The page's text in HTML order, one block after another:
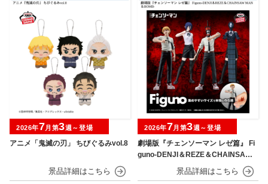
アニメ「鬼滅の刃」 ちびぐるみvol.8
2026年7月第3週～登場
劇場版『チェンソーマン レゼ篇』 Fi
guno-DENJI＆REZE＆CHAINSAW
MAN＆BOMB-
2026年7月第3週～登場